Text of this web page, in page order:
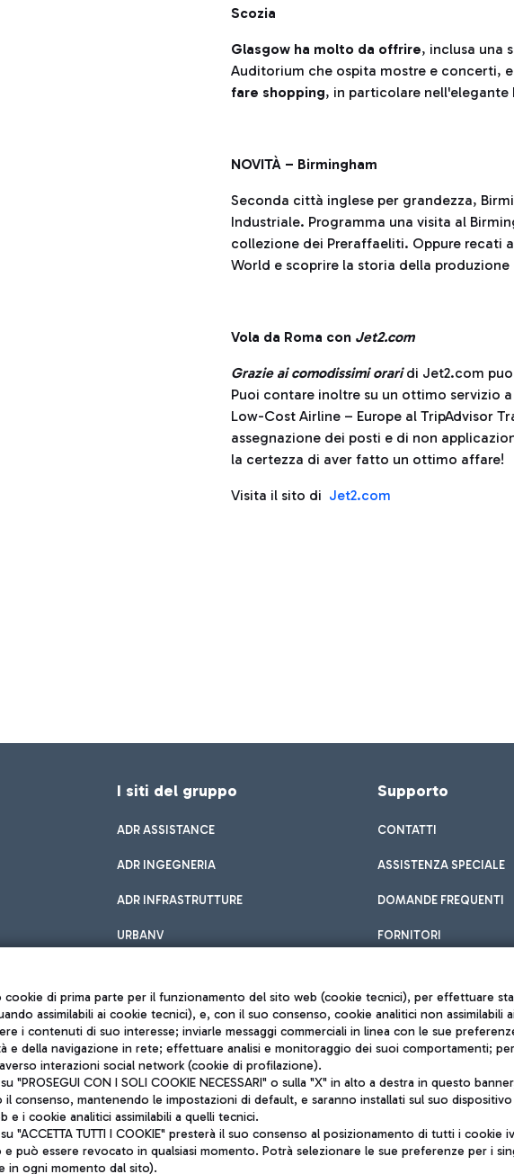
Scozia
Glasgow ha molto da offrire, inclusa una
Auditorium che ospita mostre e concerti,
fare shopping, in particolare nell'elegante
NOVITÀ – Birmingham
Seconda città inglese per grandezza,
Industriale. Programma una visita al
collezione dei Preraffaeliti. Oppure recati
World e scoprire la storia della
Vola da Roma con Jet2.com
Grazie ai comodissimi oraridi Jet2.com
Puoi contare inoltre su un ottimo servizio
Low-Cost Airline – Europe al TripAdvisor
assegnazione dei posti e di non
la certezza di aver fatto un ottimo affare!
Visita il sito di Jet2.com
I siti del gruppo
ADR ASSISTANCE
ADR INGEGNERIA
ADR INFRASTRUTTURE
URBANV
Supporto
CONTATTI
ASSISTENZA SPECIALE
DOMANDE FREQUENTI
FORNITORI
soggetta a direzione e coordinamento di Mundys S.p.A.
di Roma 13032990155 P. IVA 06572251004
vers.
1 - 00054 Fiumicino (RM) telefono +39 06 65951
Note legali
Mappa sito
Accessibilità
cookie di prima parte per il funzionamento del sito web (cookie tecnici), per effettuare
assimilabili ai cookie tecnici), e, con il suo consenso, cookie analitici non
i contenuti di suo interesse; inviarle messaggi commerciali in linea con le sue
e della navigazione in rete; effettuare analisi e monitoraggio dei suoi comportamenti;
interazioni social network (cookie di profilazione).
"PROSEGUI CON I SOLI COOKIE NECESSARI" o sulla "X" in alto a destra in questo
il consenso, mantenendo le impostazioni di default, e saranno installati sul suo
e i cookie analitici assimilabili a quelli tecnici.
"ACCETTA TUTTI I COOKIE" presterà il suo consenso al posizionamento di tutti i
può essere revocato in qualsiasi momento. Potrà selezionare le sue preferenze per i
in ogni momento dal sito).